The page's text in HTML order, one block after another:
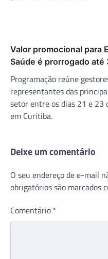
Valor promocional para
Saúde é prorrogado até
Programação reúne
representantes das
setor entre os dias 21 e 23
em Curitiba.
Deixe um comentário
O seu endereço de e-mail
obrigatórios são marcados
Comentário *